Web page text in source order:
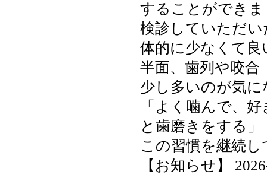
することができ
検診していただ
体的に少なくて
半面、歯列や咬合
少し多いのが気
「よく噛んで、
と歯磨きをする」
この習慣を継続
【お知らせ】